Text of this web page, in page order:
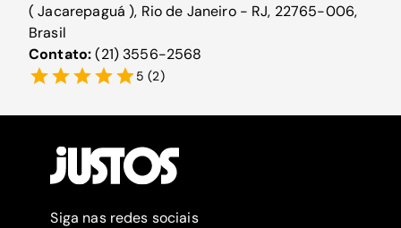
( Jacarepaguá ), Rio de Janeiro - RJ, 22765-006,
Brasil
Contato:(21) 3556-2568
5 (2)
Siga nas redes sociais